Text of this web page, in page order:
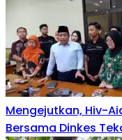
Mengejutkan, Hiv-
Bersama Dinkes